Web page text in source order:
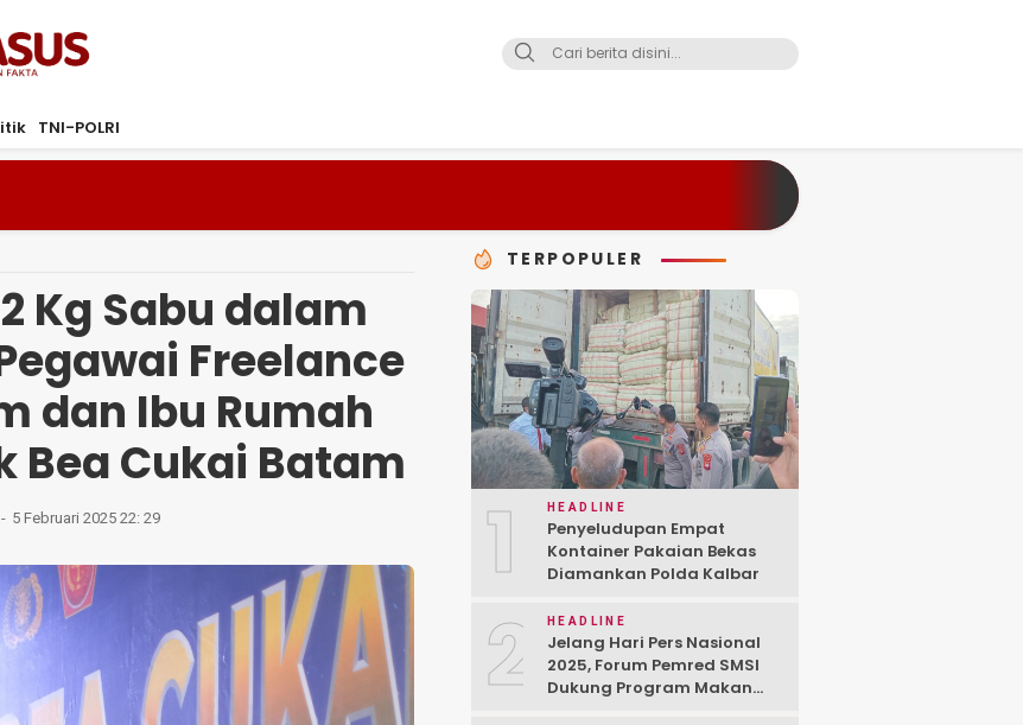
FaktaTNI-POLRI
Kg Sabu dalam
Freelance
dan Ibu Rumah
Bea Cukai Batam
5 Februari 2025 22: 29
TERPOPULER
1 HEADLINE
Penyeludupan Empat
Kontainer Pakaian Bekas
Diamankan Polda Kalbar
2 HEADLINE
Jelang Hari Pers Nasional
2025, Forum Pemred SMSI
Dukung Program Makan